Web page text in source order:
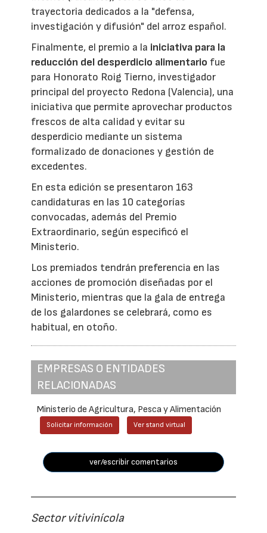
trayectoria dedicados a la "defensa,
investigación y difusión" del arroz español.
Finalmente, el premio a la iniciativa para la
reducción del desperdicio alimentario fue
para Honorato Roig Tierno, investigador
principal del proyecto Redona (Valencia), una
iniciativa que permite aprovechar productos
frescos de alta calidad y evitar su
desperdicio mediante un sistema
formalizado de donaciones y gestión de
excedentes.
En esta edición se presentaron 163
candidaturas en las 10 categorías
convocadas, además del Premio
Extraordinario, según especificó el
Ministerio.
Los premiados tendrán preferencia en las
acciones de promoción diseñadas por el
Ministerio, mientras que la gala de entrega
de los galardones se celebrará, como es
habitual, en otoño.
EMPRESAS O ENTIDADES
RELACIONADAS
Ministerio de Agricultura, Pesca y Alimentación
Solicitar información Ver stand virtual
ver/escribir comentarios
Sector vitivinícola